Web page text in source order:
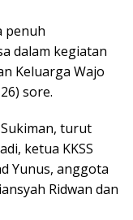
penuh
dalam kegiatan
Keluarga Wajo
sore.
turut
ketua KKSS
Yunus, anggota
Ridwan dan